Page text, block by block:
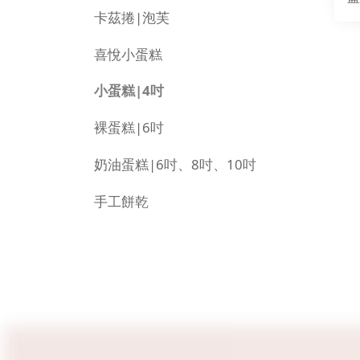
卡茲捲|泡芙
喜悅小蛋糕
小蛋糕|4吋
裸蛋糕|6吋
奶油蛋糕|6吋、8吋、10吋
手工餅乾